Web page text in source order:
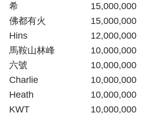
希
15,000,000
佛都有火
15,000,000
Hins				12,000,000
馬鞍山林峰
10,000,000
六號				10,000,000
Charlie			10,000,000
Heath  			10,000,000
KWT  			10,000,000